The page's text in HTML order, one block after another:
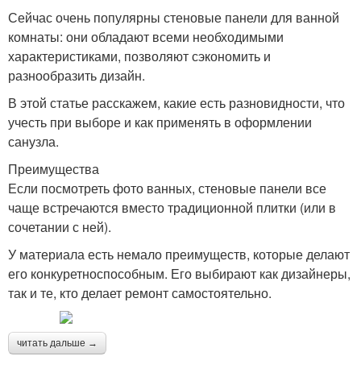
Сейчас очень популярны стеновые панели для ванной
комнаты: они обладают всеми необходимыми
характеристиками, позволяют сэкономить и
разнообразить дизайн.
В этой статье расскажем, какие есть разновидности, что
учесть при выборе и как применять в оформлении
санузла.
Преимущества
Если посмотреть фото ванных, стеновые панели все
чаще встречаются вместо традиционной плитки (или в
сочетании с ней).
У материала есть немало преимуществ, которые делают
его конкуретноспособным. Его выбирают как дизайнеры,
так и те, кто делает ремонт самостоятельно.
читать дальше →